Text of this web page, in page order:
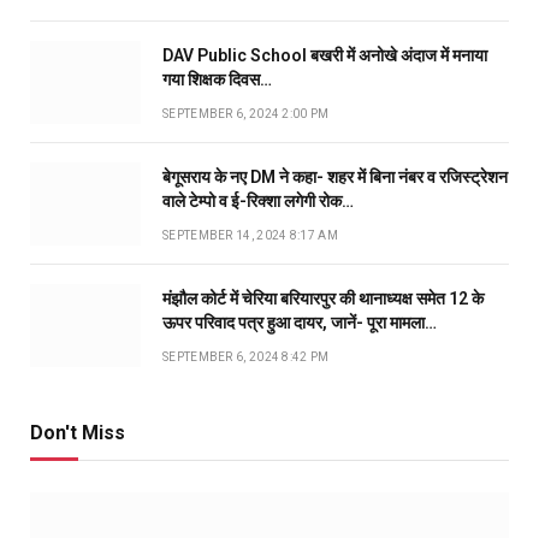
DAV Public School बखरी में अनोखे अंदाज में मनाया
गया शिक्षक दिवस…
SEPTEMBER 6, 2024 2:00 PM
बेगूसराय के नए DM ने कहा- शहर में बिना नंबर व रजिस्ट्रेशन
वाले टेम्पो व ई-रिक्शा लगेगी रोक…
SEPTEMBER 14, 2024 8:17 AM
मंझौल कोर्ट में चेरिया बरियारपुर की थानाध्यक्ष समेत 12 के
ऊपर परिवाद पत्र हुआ दायर, जानें- पूरा मामला…
SEPTEMBER 6, 2024 8:42 PM
Don't Miss